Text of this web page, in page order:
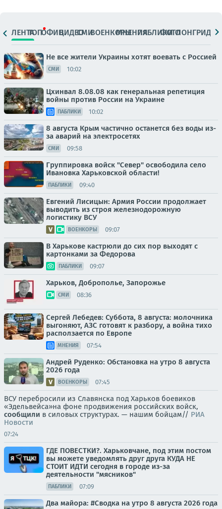
ЛЕНТАТОПОФИЦ.ВИДЕОСМИВОЕНКОРЫМНЕНИЯПАБЛИКИ
ФОТОЛОНГРИДЫ
Не все жители Украины хотят воевать с Россией
СМИ 10:02
Цхинвал 8.08.08 как генеральная репетиция
войны против России на Украине
ПАБЛИКИ 10:02
8 августа Крым частично останется без воды из-
за аварий на электросетях
СМИ 09:58
Группировка войск "Север" освободила село
Ивановка Харьковской области!
ПАБЛИКИ 09:40
Евгений Лисицын: Армия России продолжает
выводить из строя железнодорожную
логистику ВСУ
ВОЕНКОРЫ 09:07
В Харькове кастрюли до сих пор выходят с
картонками за Федорова
ПАБЛИКИ 09:07
Харьков, Доброполье, Запорожье
СМИ 08:36
Сергей Лебедев: Суббота, 8 августа: молочника
выгоняют, АЗС готовят к разбору, а война тихо
расползается по Европе
МНЕНИЯ 07:54
Андрей Руденко: Обстановка на утро 8 августа
2026 года
ВОЕНКОРЫ 07:45
ВСУ перебросили из Славянска под Харьков боевиков
«Эдельвейса»на фоне продвижения российских войск,
сообщили в силовых структурах. — нашим бойцам// РИА
Новости
07:24
ГДЕ ПОВЕСТКИ?. Харьковчане, под этим постом
вы можете уведомлять друг друга КУДА НЕ
СТОИТ ИДТИ сегодня в городе из-за
деятельности "мясников"
ПАБЛИКИ 07:09
Два майора: #Сводка на утро 8 августа 2026 года